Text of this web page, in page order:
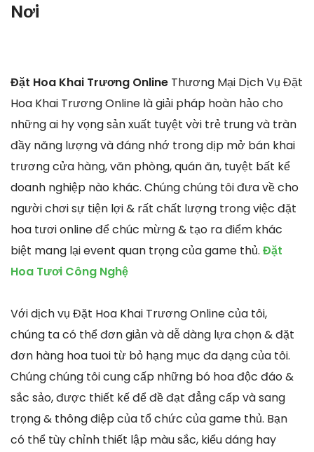
Nơi
Đặt Hoa Khai Trương Online Thương Mại Dịch Vụ Đặt
Hoa Khai Trương Online là giải pháp hoàn hảo cho
những ai hy vọng sản xuất tuyệt vời trẻ trung và tràn
đầy năng lượng và đáng nhớ trong dịp mở bán khai
trương cửa hàng, văn phòng, quán ăn, tuyệt bất kể
doanh nghiệp nào khác. Chúng chúng tôi đưa về cho
người chơi sự tiện lợi & rất chất lượng trong việc đặt
hoa tươi online để chúc mừng & tạo ra điểm khác
biệt mang lại event quan trọng của game thủ. Đặt
Hoa Tươi Công Nghệ
Với dịch vụ Đặt Hoa Khai Trương Online của tôi,
chúng ta có thể đơn giản và dễ dàng lựa chọn & đặt
đơn hàng hoa tuoi từ bỏ hạng mục đa dạng của tôi.
Chúng chúng tôi cung cấp những bó hoa độc đáo &
sắc sảo, được thiết kế để đề đạt đẳng cấp và sang
trọng & thông điệp của tổ chức của game thủ. Bạn
có thể tùy chỉnh thiết lập màu sắc, kiểu dáng hay